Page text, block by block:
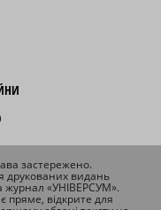
застережено.
друкованих видань
журнал «УНІВЕРСУМ».
пряме, відкрите для